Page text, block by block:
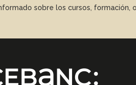
sobre los cursos,